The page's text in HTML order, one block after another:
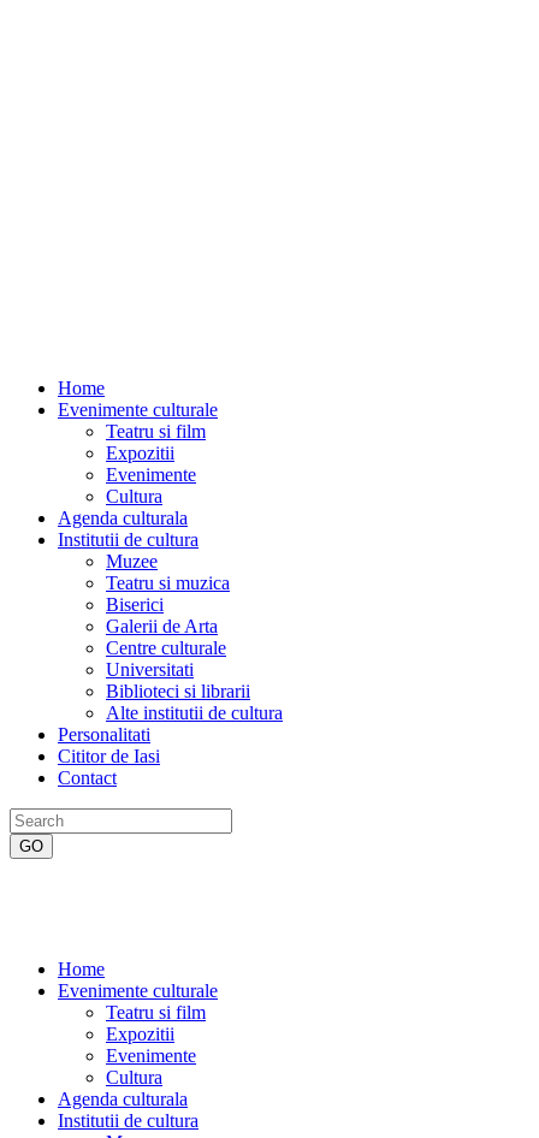
Home
Evenimente culturale
Teatru si film
Expozitii
Evenimente
Cultura
Agenda culturala
Institutii de cultura
Muzee
Teatru si muzica
Biserici
Galerii de Arta
Centre culturale
Universitati
Biblioteci si librarii
Alte institutii de cultura
Personalitati
Cititor de Iasi
Contact
Home
Evenimente culturale
Teatru si film
Expozitii
Evenimente
Cultura
Agenda culturala
Institutii de cultura